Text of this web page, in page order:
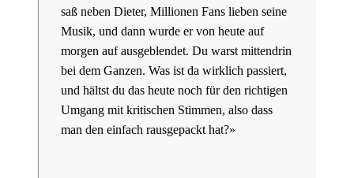
saß neben Dieter, Millionen Fans lieben seine
Musik, und dann wurde er von heute auf
morgen auf ausgeblendet. Du warst mittendrin
bei dem Ganzen. Was ist da wirklich passiert,
und hältst du das heute noch für den richtigen
Umgang mit kritischen Stimmen, also dass
man den einfach rausgepackt hat?»